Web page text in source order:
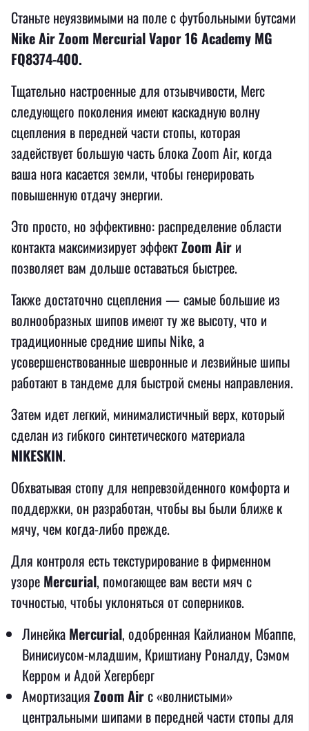
Станьте неуязвимыми на поле с футбольными бутсами
Nike Air Zoom Mercurial Vapor 16 Academy MG
FQ8374-400.
Тщательно настроенные для отзывчивости, Merc
следующего поколения имеют каскадную волну
сцепления в передней части стопы, которая
задействует большую часть блока Zoom Air, когда
ваша нога касается земли, чтобы генерировать
повышенную отдачу энергии.
Это просто, но эффективно: распределение области
контакта максимизирует эффектZoom Air и
позволяет вам дольше оставаться быстрее.
Также достаточно сцепления — самые большие из
волнообразных шипов имеют ту же высоту, что и
традиционные средние шипы Nike, а
усовершенствованные шевронные и лезвийные шипы
работают в тандеме для быстрой смены направления.
Затем идет легкий, минималистичный верх, который
сделан из гибкого синтетического материала
NIKESKIN.
Обхватывая стопу для непревзойденного комфорта и
поддержки, он разработан, чтобы вы были ближе к
мячу, чем когда-либо прежде.
Для контроля есть текстурирование в фирменном
узоре Mercurial, помогающее вам вести мяч с
точностью, чтобы уклоняться от соперников.
Линейка Mercurial, одобренная Кайлианом Мбаппе,
Винисиусом-младшим, Криштиану Роналду, Сэмом
Керром и Адой Хегерберг
Амортизация Zoom Airс «волнистыми»
центральными шипами в передней части стопы для